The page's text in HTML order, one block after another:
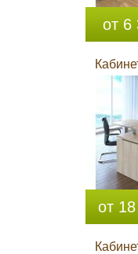
от 6
от